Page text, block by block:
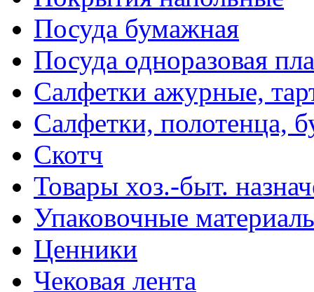
Посуда бумажная
Посуда одноразовая
Салфетки ажурные,
Салфетки, полотенца,
Скотч
Товары хоз.-быт.
Упаковочные
Ценники
Чековая лента